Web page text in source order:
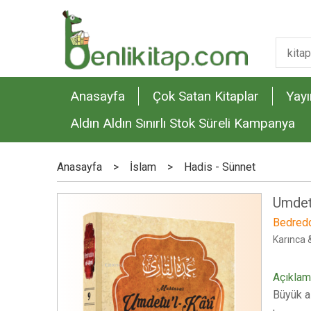
Anasayfa Çok Satan Kitaplar
Aldın Aldın Sınırlı Stok Süreli Kampanya
Anasayfa > İslam > Hadis - Sünnet
Karınca
Büyük